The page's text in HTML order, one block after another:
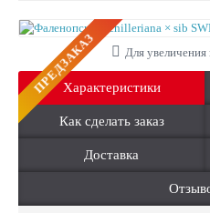
ПРЕДЗАКАЗ Для увеличения
Характеристики
Как сделать заказ
Доставка